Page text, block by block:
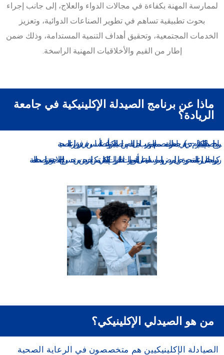
لممارسة المهنة بكفاءة في مجالات الدواء والعلاج، إلى جانب إجراء
بحوث تطبيقية تساهم في تطوير الصناعات الدوائية، وتعزيز
الخدمات المجتمعية، وتحقيق أهداف التنمية المستدامة، وذلك ضمن
إطار من القيم والأخلاقيات المهنية الراسخة.
ماذا عن برنامج الصيدلة الإكلينيكية في جامعة
الريادة؟
برنامج الصيدلة الإكلينيكية (فارم – دي) في جامعة الريادة مصمم لتعليم وتدريب الجيل القادم من الصيادلة ليكونوا أعضاء أساسيين في فريق الرعاية الصحية.
ركز برنامجنا على الرعاية المتمحورة حول المريض، والممارسة المبنية على الأدلة، ومهارات اتخاذ القرارات الإكلينيكية التي تمكن الخريجين من تحسين النتائج العلاجية وتعزيز الصحة العامة.
من هو الصيدلي الإكلينيكي؟
الصيادلة الإكلينيكيين هم متخصصون في الرعاية الصحية